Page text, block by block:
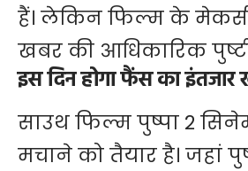
हैं। लेकिन फिल्म के
खबर की आधिकारिक
इस दिन होगा फैंस का इंतजार
साउथ फिल्म पुष्पा 2
मचाने को तैयार है। जहां